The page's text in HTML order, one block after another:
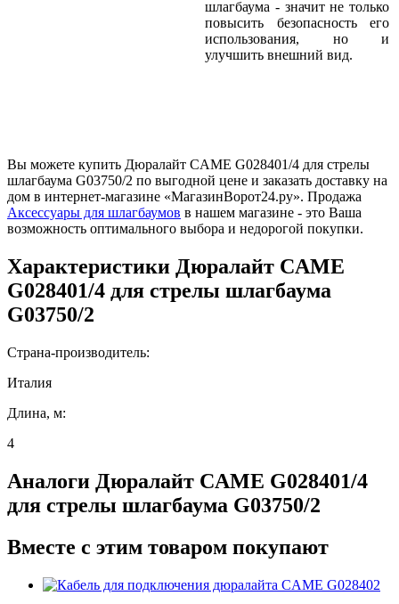
шлагбаума - значит не только
повысить безопасность его
использования, но и
улучшить внешний вид.
Вы можете купить Дюралайт CAME G028401/4 для стрелы
шлагбаума G03750/2 по выгодной цене и заказать доставку на
дом в интернет-магазине «МагазинВорот24.ру». Продажа
Аксессуары для шлагбаумов в нашем магазине - это Ваша
возможность оптимального выбора и недорогой покупки.
Характеристики Дюралайт CAME
G028401/4 для стрелы шлагбаума
G03750/2
Страна-производитель:
Италия
Длина, м:
4
Аналоги Дюралайт CAME G028401/4
для стрелы шлагбаума G03750/2
Вместе с этим товаром покупают